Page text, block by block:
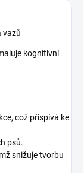
vazů
kognitivní
což přispívá ke
psů.
snižuje tvorbu